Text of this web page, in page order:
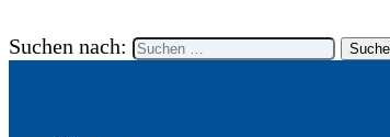
Suchen nach: